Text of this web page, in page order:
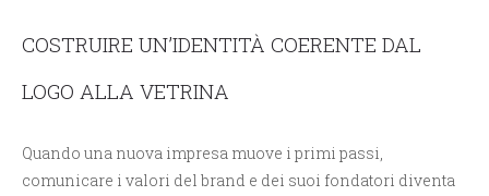
COSTRUIRE UN’IDENTITÀ COERENTE DAL
LOGO ALLA VETRINA
Quando una nuova impresa muove i primi passi,
comunicare i valori del brand e dei suoi fondatori diventa